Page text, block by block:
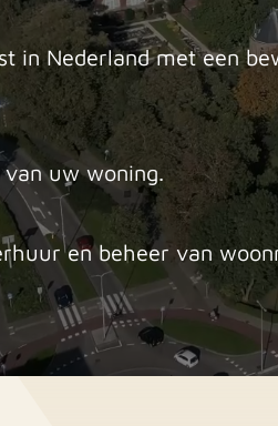
in Nederland met een
uw woning.
en beheer van